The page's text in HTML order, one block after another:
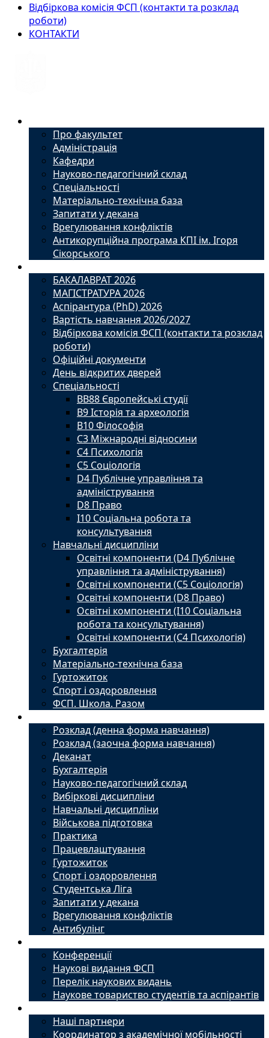
Відбіркова комісія ФСП (контакти та розклад
роботи)
КОНТАКТИ
Про факультет
Адміністрація
Кафедри
Науково-педагогічний склад
Спеціальності
Матеріально-технічна база
Запитати у декана
Врегулювання конфліктів
Антикорупційна програма КПІ ім. Ігоря
Сікорського
БАКАЛАВРАТ 2026
МАГІСТРАТУРА 2026
Аспірантура (PhD) 2026
Вартість навчання 2026/2027
Відбіркова комісія ФСП (контакти та розклад
роботи)
Офіційні документи
День відкритих дверей
Спеціальності
BВ88 Європейські студії
B9 Історія та археологія
B10 Філософія
C3 Міжнародні відносини
C4 Психологія
С5 Соціологія
D4 Публічне управління та
адміністрування
D8 Право
I10 Соціальна робота та
консультування
Навчальні дисципліни
Освітні компоненти (D4 Публічне
управління та адміністрування)
Освітні компоненти (С5 Соціологія)
Освітні компоненти (D8 Право)
Освітні компоненти (I10 Соціальна
робота та консультування)
Освітні компоненти (С4 Психологія)
Бухгалтерія
Матеріально-технічна база
Гуртожиток
Спорт і оздоровлення
ФСП. Школа. Разом
Розклад (денна форма навчання)
Розклад (заочна форма навчання)
Деканат
Бухгалтерія
Науково-педагогічний склад
Вибіркові дисципліни
Навчальні дисципліни
Військова підготовка
Практика
Працевлаштування
Гуртожиток
Спорт і оздоровлення
Студентська Ліга
Запитати у декана
Врегулювання конфліктів
Антибулінг
Конференції
Наукові видання ФСП
Перелік наукових видань
Наукове товариство студентів та аспірантів
Наші партнери
Координатор з академічної мобільності